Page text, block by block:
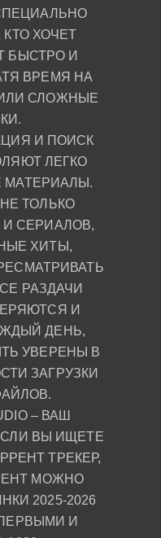
ХОЧЕТ
БЫСТРО И
ВРЕМЯ НА
СЛОЖНЫЕ
И ПОИСК
ЛЕГКО
МАТЕРИАЛЫ.
НЕ ТОЛЬКО
СЕРИАЛОВ,
ХИТЫ,
РАЗДАЧИ
И
ДЕНЬ,
УВЕРЕНЫ В
ЗАГРУЗКИ
– ВАШ
ВЫ ИЩЕТЕ
ТРЕКЕР,
МОЖНО
2025-2026
И